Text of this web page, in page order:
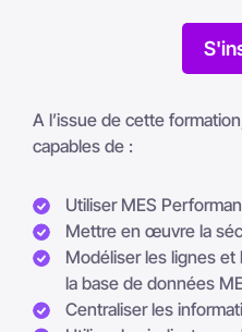
A l’issue de cette
capables de :
Utiliser MES
Mettre en œuvre la
Modéliser les lignes
la base de données
Centraliser les